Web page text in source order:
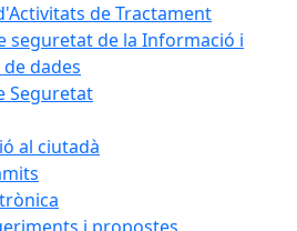
de Tractament
seguretat de la Informació i
dades
Seguretat
al ciutadà